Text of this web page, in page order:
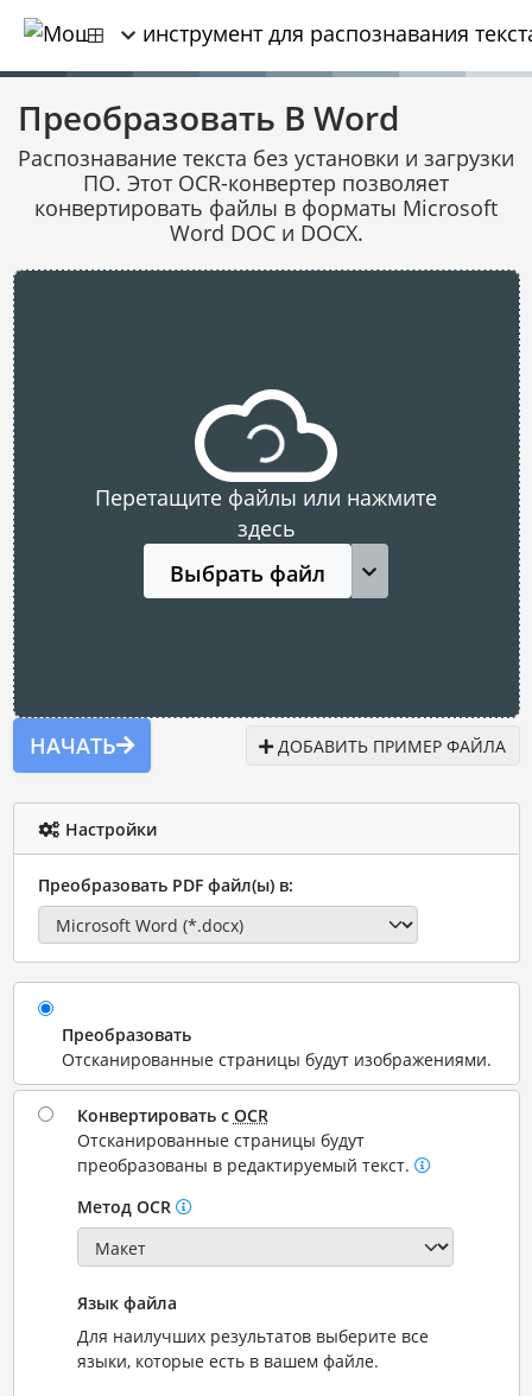
Преобразовать В Word
Распознавание текста без установки и загрузки
ПО. Этот OCR-конвертер позволяет
конвертировать файлы в форматы Microsoft
Word DOC и DOCX.
Перетащите файлы или нажмите
здесь
Выбрать файл
НАЧАТЬ ДОБАВИТЬ ПРИМЕР ФАЙЛА
Настройки
Преобразовать PDF файл(ы) в:
Преобразовать
Отсканированные страницы будут изображениями.
Конвертировать с OCR
Отсканированные страницы будут
преобразованы в редактируемый текст.
Метод OCR
Язык файла
Для наилучших результатов выберите все
языки, которые есть в вашем файле.